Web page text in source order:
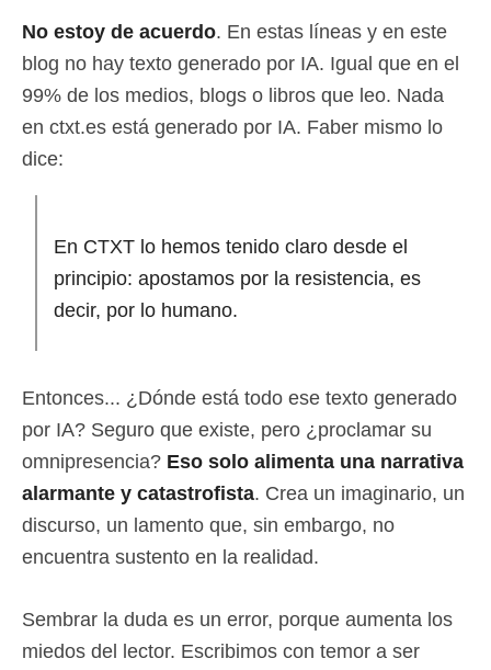
No estoy de acuerdo. En estas líneas y en este
blog no hay texto generado por IA. Igual que en el
99% de los medios, blogs o libros que leo. Nada
en ctxt.es está generado por IA. Faber mismo lo
dice:
En CTXT lo hemos tenido claro desde el
principio: apostamos por la resistencia, es
decir, por lo humano.
Entonces... ¿Dónde está todo ese texto generado
por IA? Seguro que existe, pero ¿proclamar su
omnipresencia? Eso solo alimenta una narrativa
alarmante y catastrofista. Crea un imaginario, un
discurso, un lamento que, sin embargo, no
encuentra sustento en la realidad.
Sembrar la duda es un error, porque aumenta los
miedos del lector. Escribimos con temor a ser